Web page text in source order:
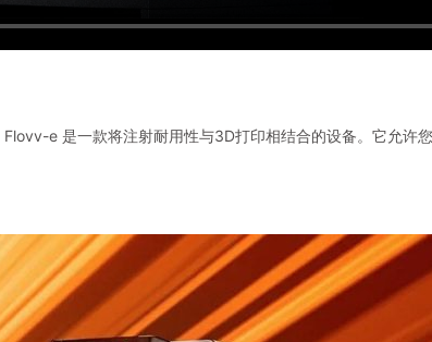
e 是一款将注射耐用性与3D打印相结合的设备。它允许